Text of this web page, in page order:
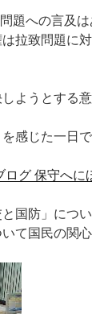
題への言及
拉致問題に
ようとする
感じた一日で
に
と国防」につ
て国民の関